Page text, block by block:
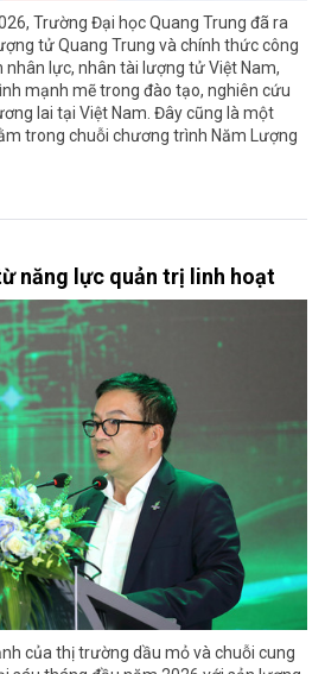
Trường Đại học Quang Trung đã ra
tử Quang Trung và chính thức công
lực, nhân tài lượng tử Việt Nam,
mạnh mẽ trong đào tạo, nghiên cứu
lai tại Việt Nam. Đây cũng là một
trong chuỗi chương trình Năm Lượng
năng lực quản trị linh hoạt
của thị trường dầu mỏ và chuỗi cung